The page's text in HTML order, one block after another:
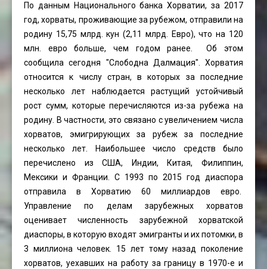
По данным Национального банка Хорватии, за 2017
год, хорваты, проживающие за рубежом, отправили на
родину 15,75 млрд. кун (2,11 млрд. Евро), что на 120
млн. евро больше, чем годом ранее. Об этом
сообщила сегодня "Слободна Далмация". Хорватия
относится к числу стран, в которых за последние
несколько лет наблюдается растущий устойчивый
рост сумм, которые перечисляются из-за рубежа на
родину. В частности, это связано с увеличением числа
хорватов, эмигрирующих за рубеж за последние
несколько лет. Наибольшее число средств было
перечислено из США, Индии, Китая, Филиппин,
Мексики и Франции. С 1993 по 2015 год диаспора
отправила в Хорватию 60 миллиардов евро.
Управление по делам зарубежных хорватов
оценивает численность зарубежной хорватской
диаспоры, в которую входят эмигранты и их потомки, в
3 миллиона человек. 15 лет тому назад поколение
хорватов, уехавших на работу за границу в 1970-е и